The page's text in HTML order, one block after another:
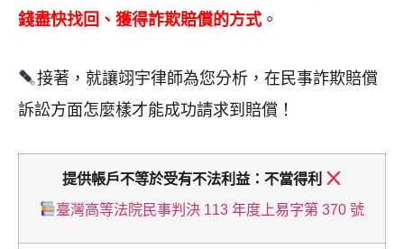
錢盡快找回、獲得詐欺賠償的方式。
接著，就讓翊宇律師為您分析，在民事詐欺賠償
訴訟方面怎麼樣才能成功請求到賠償！
提供帳戶不等於受有不法利益：不當得利
臺灣高等法院民事判決 113 年度上易字第 370 號